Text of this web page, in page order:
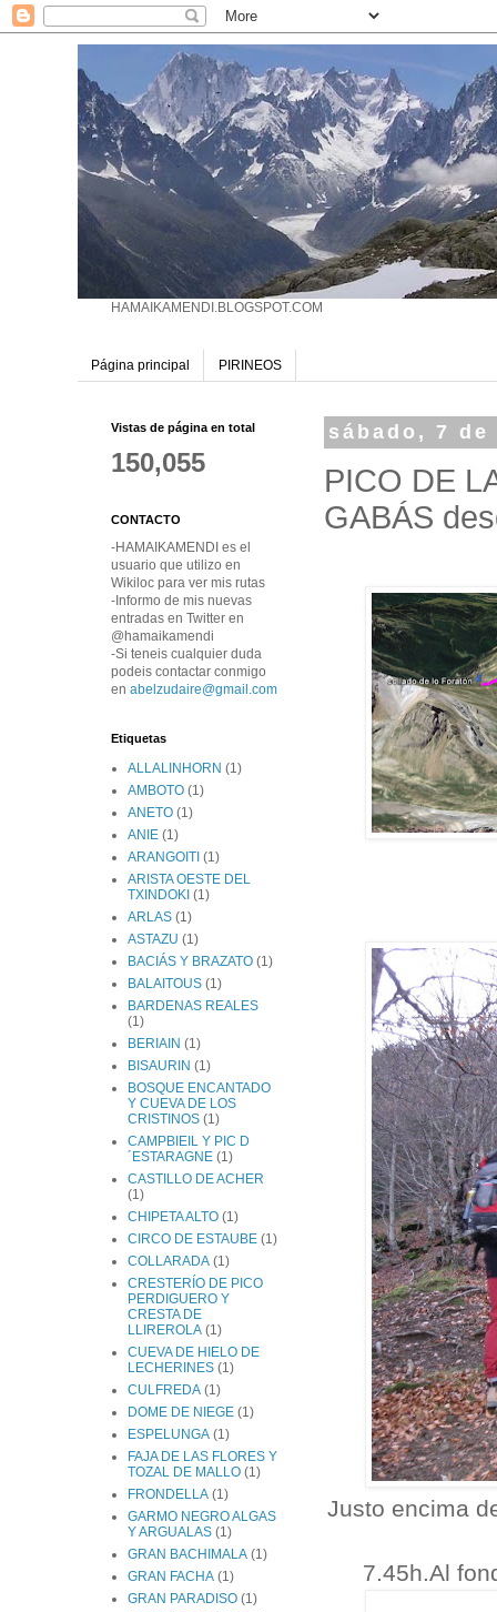
HAMAIKAMENDI.BLOGSPOT.COM
Página principal PIRINEOS
sábado, 7
PICO DE
GABÁS
Justo encima
7.45h.Al
Vistas de página en total
150,055
CONTACTO
-HAMAIKAMENDI es el
usuario que utilizo en
Wikiloc para ver mis rutas
-Informo de mis nuevas
entradas en Twitter en
@hamaikamendi
-Si teneis cualquier duda
podeis contactar conmigo
en abelzudaire@gmail.com
Etiquetas
ALLALINHORN (1)
AMBOTO (1)
ANETO (1)
ANIE (1)
ARANGOITI (1)
ARISTA OESTE DEL
TXINDOKI (1)
ARLAS (1)
ASTAZU (1)
BACIÁS Y BRAZATO (1)
BALAITOUS (1)
BARDENAS REALES
(1)
BERIAIN (1)
BISAURIN (1)
BOSQUE ENCANTADO
Y CUEVA DE LOS
CRISTINOS (1)
CAMPBIEIL Y PIC D
´ESTARAGNE (1)
CASTILLO DE ACHER
(1)
CHIPETA ALTO (1)
CIRCO DE ESTAUBE (1)
COLLARADA (1)
CRESTERÍO DE PICO
PERDIGUERO Y
CRESTA DE
LLIREROLA (1)
CUEVA DE HIELO DE
LECHERINES (1)
CULFREDA (1)
DOME DE NIEGE (1)
ESPELUNGA (1)
FAJA DE LAS FLORES Y
TOZAL DE MALLO (1)
FRONDELLA (1)
GARMO NEGRO ALGAS
Y ARGUALAS (1)
GRAN BACHIMALA (1)
GRAN FACHA (1)
GRAN PARADISO (1)